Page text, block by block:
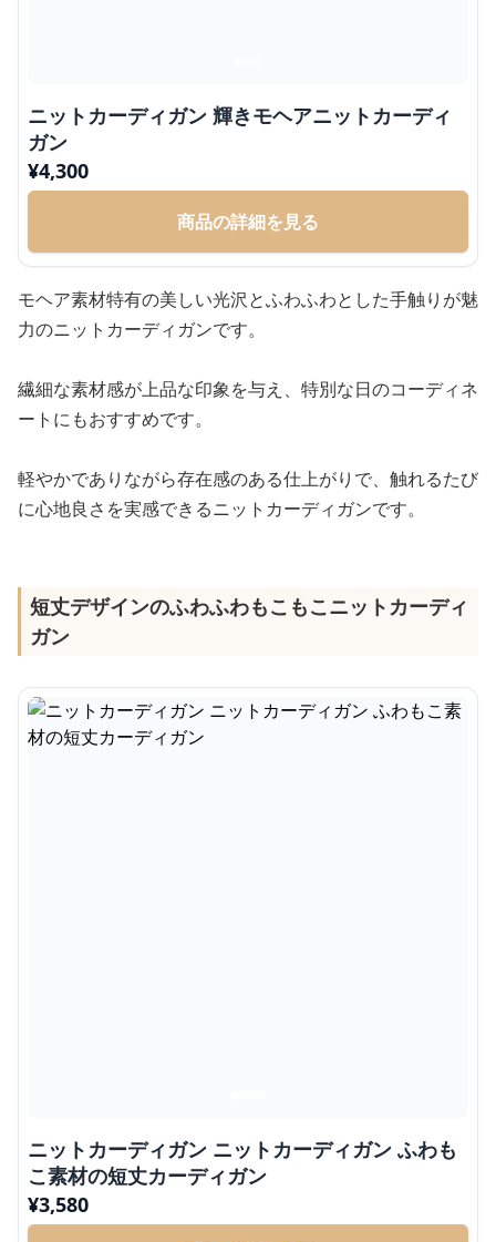
ニットカーディガン 輝きモヘアニットカーディ
ガン
¥4,300
商品の詳細を見る
モヘア素材特有の美しい光沢とふわふわとした手触りが魅
力のニットカーディガンです。
繊細な素材感が上品な印象を与え、特別な日のコーディネ
ートにもおすすめです。
軽やかでありながら存在感のある仕上がりで、触れるたび
に心地良さを実感できるニットカーディガンです。
短丈デザインのふわふわもこもこニットカーディ
ガン
ニットカーディガン ニットカーディガン ふわも
こ素材の短丈カーディガン
¥3,580